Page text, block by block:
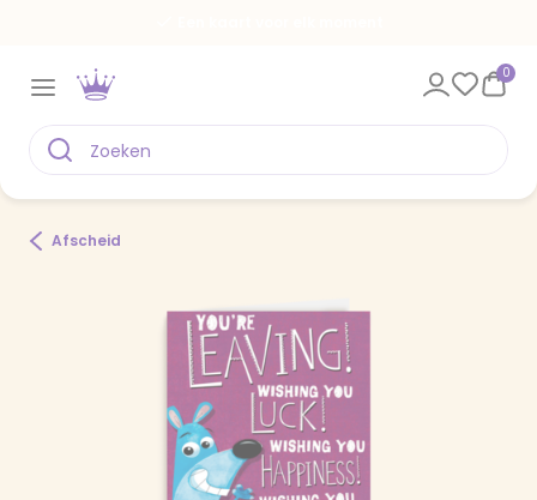
0
Afscheid